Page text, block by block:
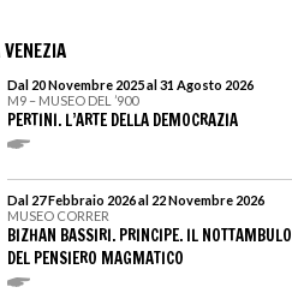
Dal 20 Novembre 2025 al 31 Agosto 2026
M9 – MUSEO DEL ’900
PERTINI. L’ARTE DELLA DEMOCRAZIA
Dal 27 Febbraio 2026 al 22 Novembre 2026
MUSEO CORRER
BIZHAN BASSIRI. PRINCIPE. IL NOTTAMBULO
DEL PENSIERO MAGMATICO